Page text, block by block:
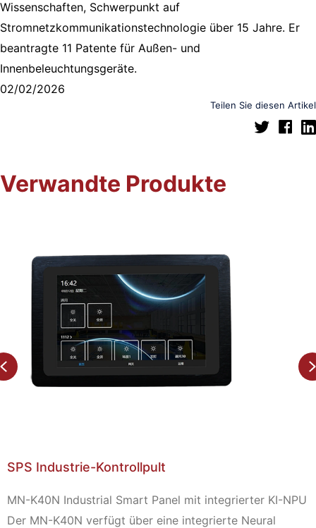
Wissenschaften, Schwerpunkt auf
Stromnetzkommunikationstechnologie über 15 Jahre. Er
beantragte 11 Patente für Außen- und
Innenbeleuchtungsgeräte.
02/02/2026
Teilen Sie diesen Artikel
Verwandte Produkte
KI-NPU
MN-L90C-R Breitband-Powerline-
Previous